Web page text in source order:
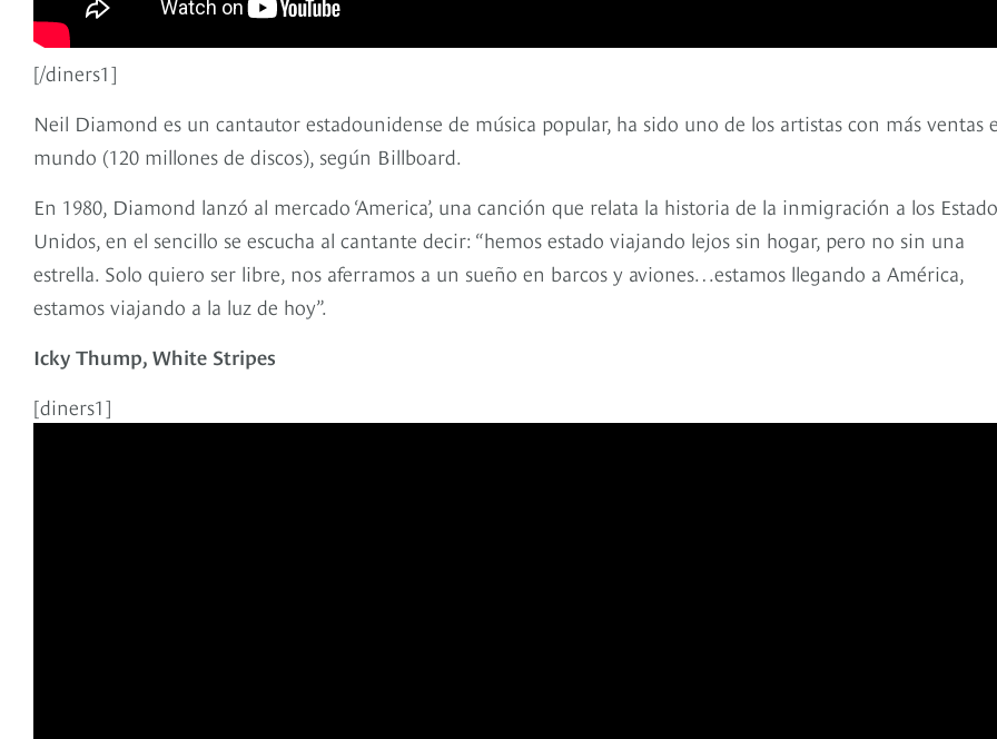
[/diners1]
Neil Diamond es un cantautor estadounidense de música popular, ha sido uno de los artistas con más ventas
mundo (120 millones de discos), según Billboard.
En 1980, Diamond lanzó al mercado ‘America’, una canción que relata la historia de la inmigración a los
Unidos, en el sencillo se escucha al cantante decir: “hemos estado viajando lejos sin hogar, pero no sin una
estrella. Solo quiero ser libre, nos aferramos a un sueño en barcos y aviones…estamos llegando a América,
estamos viajando a la luz de hoy”.
Icky Thump, White Stripes
[diners1]